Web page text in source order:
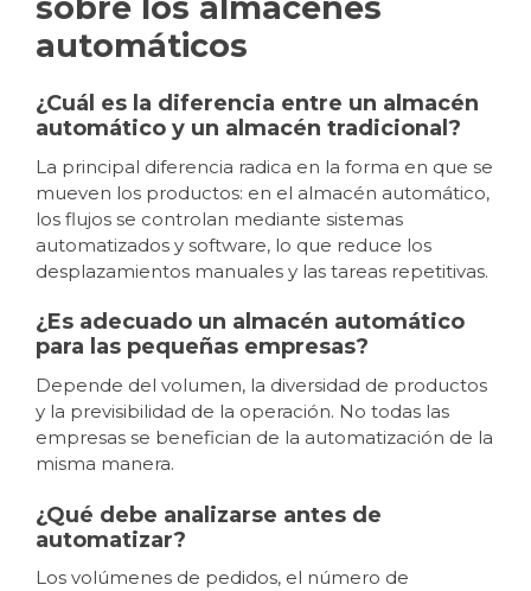
sobre los almacenes
automáticos
¿Cuál es la diferencia entre un almacén
automático y un almacén tradicional?
La principal diferencia radica en la forma en que se
mueven los productos: en el almacén automático,
los flujos se controlan mediante sistemas
automatizados y software, lo que reduce los
desplazamientos manuales y las tareas repetitivas.
¿Es adecuado un almacén automático
para las pequeñas empresas?
Depende del volumen, la diversidad de productos
y la previsibilidad de la operación. No todas las
empresas se benefician de la automatización de la
misma manera.
¿Qué debe analizarse antes de
automatizar?
Los volúmenes de pedidos, el número de